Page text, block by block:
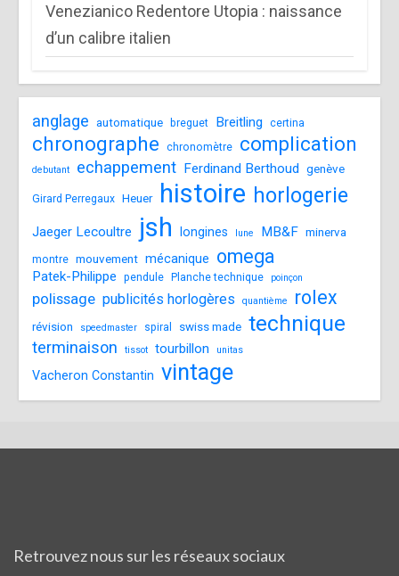
Venezianico Redentore Utopia : naissance
d’un calibre italien
anglage automatique breguet Breitling certina
chronographe chronomètre complication
debutant echappement Ferdinand Berthoud genève
Girard Perregaux Heuer histoire horlogerie
Jaeger Lecoultre jsh longines lune MB&F minerva
montre mouvement mécanique omega
Patek-Philippe pendule Planche technique poinçon
polissage publicités horlogères quantième rolex
révision speedmaster spiral swiss made technique
terminaison tissot tourbillon unitas
Vacheron Constantin vintage
Retrouvez nous sur les réseaux sociaux